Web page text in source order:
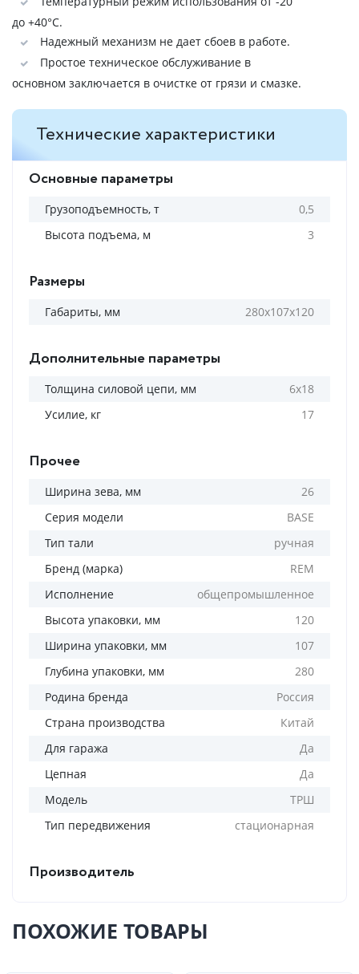
до +40°C.
Надежный механизм не дает сбоев в работе.
Простое техническое обслуживание в
основном заключается в очистке от грязи и смазке.
Технические характеристики
Основные параметры
Грузоподъемность, т
0,5
Высота подъема, м
3
Размеры
Габариты, мм 280х107х120
Дополнительные параметры
Толщина силовой цепи, мм
6х18
Усилие, кг
17
Прочее
Ширина зева, мм
26
Серия модели
BASE
Тип тали
ручная
Бренд (марка)
REM
Исполнение
общепромышленное
Высота упаковки, мм
120
Ширина упаковки, мм
107
Глубина упаковки, мм
280
Родина бренда
Россия
Страна производства
Китай
Для гаража
Да
Цепная
Да
Модель
ТРШ
Тип передвижения
стационарная
Производитель
ПОХОЖИЕ ТОВАРЫ